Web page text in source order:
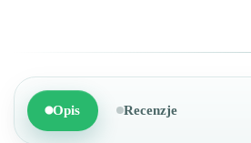
Opis Recenzje